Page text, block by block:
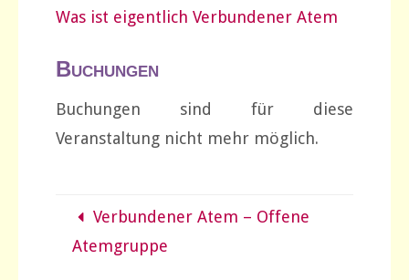
Was ist eigentlich Verbundener Atem
Buchungen
Buchungen sind für diese
Veranstaltung nicht mehr möglich.
Verbundener Atem – Offene
Atemgruppe